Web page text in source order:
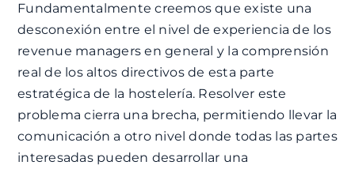
Fundamentalmente creemos que existe una
desconexión entre el nivel de experiencia de los
revenue managers en general y la comprensión
real de los altos directivos de esta parte
estratégica de la hostelería. Resolver este
problema cierra una brecha, permitiendo llevar la
comunicación a otro nivel donde todas las partes
interesadas pueden desarrollar una